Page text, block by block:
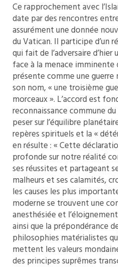
Ce rapprochement avec
date par des rencontres
assurément une donnée
du Vatican. Il participe d’un
qui fait de l’adversaire
face à la menace imminente
présente comme une
son nom, « une troisième
morceaux ». L’accord est
reconnaissance commune
peser sur l’équilibre
repères spirituels et la «
en résulte : « Cette
profonde sur notre réalité
ses réussites et partageant
malheurs et ses calamités,
les causes les plus
moderne se trouvent une
anesthésiée et
ainsi que la prépondérance
philosophies matérialistes
mettent les valeurs
des principes suprêmes